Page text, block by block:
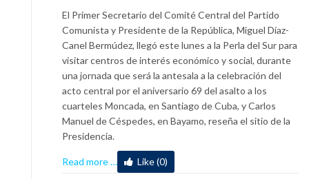
El Primer Secretario del Comité Central del Partido
Comunista y Presidente de la República, Miguel Díaz-
Canel Bermúdez, llegó este lunes a la Perla del Sur para
visitar centros de interés económico y social, durante
una jornada que será la antesala a la celebración del
acto central por el aniversario 69 del asalto a los
cuarteles Moncada, en Santiago de Cuba, y Carlos
Manuel de Céspedes, en Bayamo, reseña el sitio de la
Presidencia.
Read more
about
Díaz-
… Like (0)